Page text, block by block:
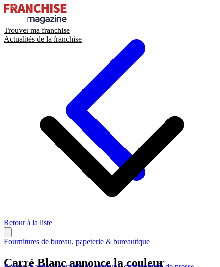
Trouver ma franchise
Actualités de la franchise
Retour à la liste
Fournitures de bureau, papeterie & bureautique
Carré Blanc annonce la couleur